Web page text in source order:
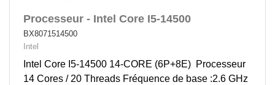
Processeur - Intel Core I5-14500
BX8071514500
Intel
Intel Core I5-14500 14-CORE (6P+8E) Processeur
14 Cores / 20 Threads Fréquence de base :2.6 GHz